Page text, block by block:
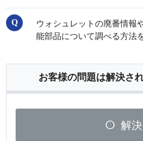
ウォシュレットの廃番情報
能部品について調べる方法
お客様の問題は解決さ
解